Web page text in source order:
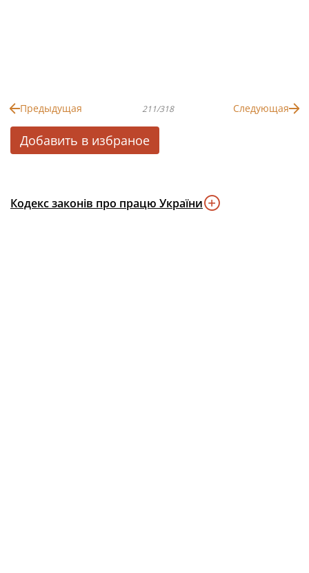
Предыдущая 211/318 Следующая
Добавить в избраное
Кодекс законів про працю України